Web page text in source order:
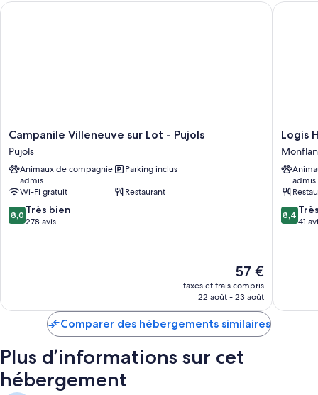
Télévision à écran plat avec chaînes numériques
Service de ménage quotidien, bureau et téléphone
Campanile
Villeneuve
sur
Lot
Pujols
Pujols
Campanile Villeneuve sur Lot - Pujols
Pujols
Animaux de compagnie
admis
Parking inclus
Wi-Fi gratuit
Restaurant
8.0
sur
8,0 Très bien
278 avis
Le
nouveau
prix
de
57 €
taxes et frais compris
22 août - 23 août
Campanile Villeneuve sur Lot - Pujols
Logis
Hôtel
la
Bastide
des
Oliviers
Logis
admis
8.4
sur
8,4
41
Logis
Comparer des hébergements similaires
Plus d’informations sur cet
hébergement